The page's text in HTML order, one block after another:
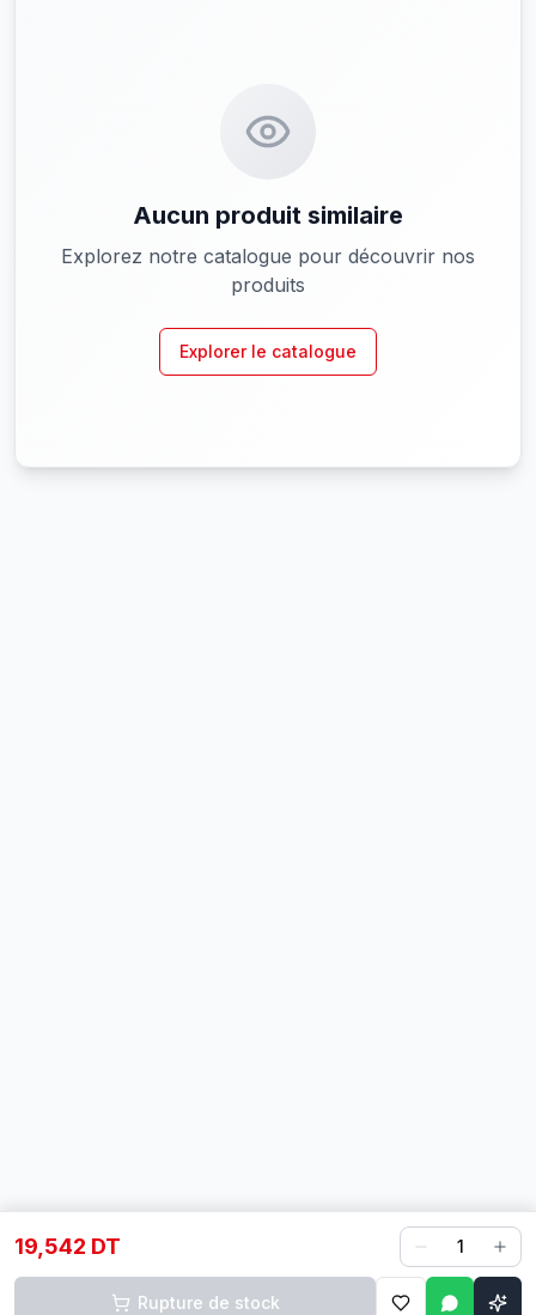
Aucun produit similaire
Explorez notre catalogue pour découvrir nos
produits
Explorer le catalogue
19,542 DT 1
Rupture de stock